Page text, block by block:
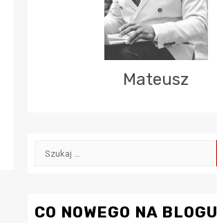
Mateusz
Szukaj:
CO NOWEGO NA BLOGU